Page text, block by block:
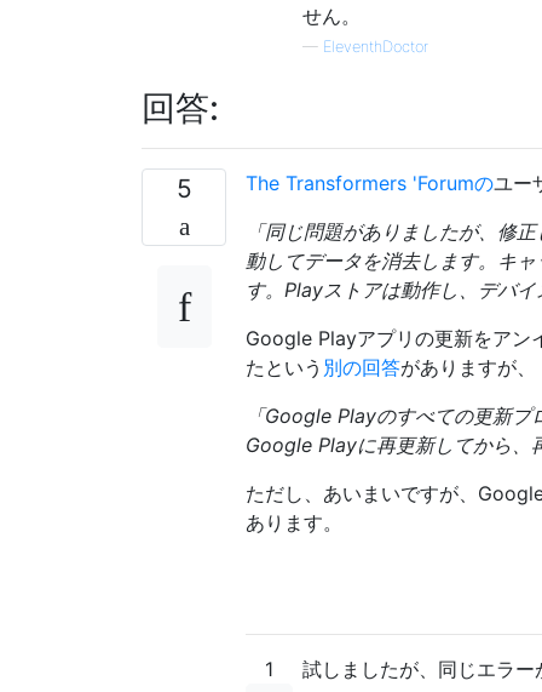
せん。
— EleventhDoctor
回答:
5 The Transformers 'Forumのユー
「同じ問題がありましたが、修
動し てデータを消去します。 キ
す。Playストアは動作し、デバ
Google Playアプリの更新をアン
たという 別の回答がありますが、
「Google Playのすべての更新
Google Playに再更新してから、
ただし、あいまいですが、
あります。
1 試しましたが、同じエラ